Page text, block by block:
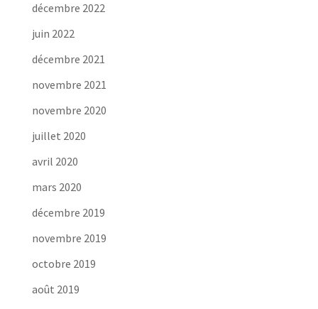
décembre 2022
juin 2022
décembre 2021
novembre 2021
novembre 2020
juillet 2020
avril 2020
mars 2020
décembre 2019
novembre 2019
octobre 2019
août 2019